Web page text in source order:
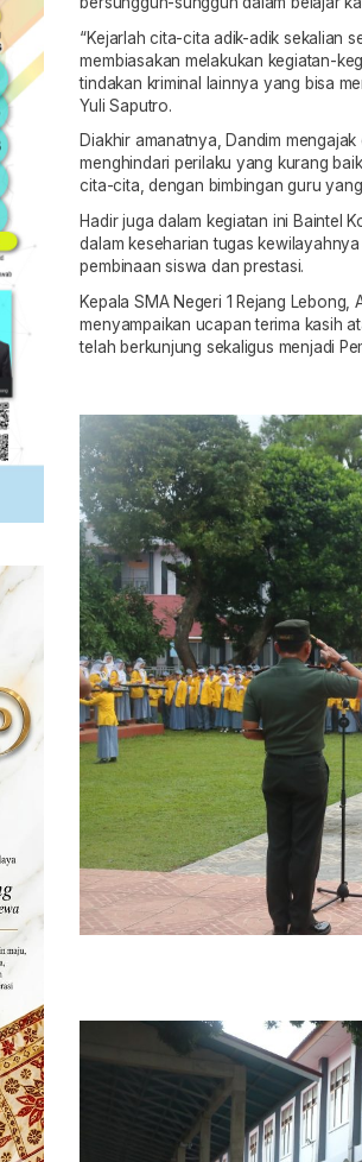
“Kejarlah cita-cita adik-adik sekalian
membiasakan melakukan kegiatan-
tindakan kriminal lainnya yang bisa
Yuli Saputro.
Diakhir amanatnya, Dandim
menghindari perilaku yang kurang
cita-cita, dengan bimbingan guru
Hadir juga dalam kegiatan ini Baintel
dalam keseharian tugas
pembinaan siswa dan prestasi.
Kepala SMA Negeri 1 Rejang Lebong,
menyampaikan ucapan terima kasih
telah berkunjung sekaligus menjadi